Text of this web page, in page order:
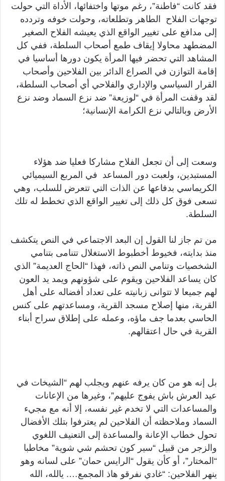
فقد كانت “فاطنة”، رغم موتها واختفائها، الأداة التي حولت
توجهات الفلاح الطاهر وتطلعاته، وحولت خوفه وتردده
إلى مدافع على تغيير الواقع الذي يعيشه الفلاح الصغير
المضطهد محاولا إيقاف طمع أصحاب السلطة، ففي كل
المشاهد التي تحضر فيها المرأة يكون دورها أساسيا في
إقامة التوازن في الصراع الدائر بين الفلاحين وأصحاب
القرار السياسي والإداري والفلاحي أي أصحاب السلطة،
لقد وقفت المرأة في “لوزيعة” ضد نزع السماد وضد نزع
الأرض وبالتالي نزع الكرامة الإنسانية؛
وسعت إلى أن تجعل الفلاح مشاركا فعليا ضد هؤلاء
المستبدين، ولعبت دور المساعد في المربع السيميائي
الكريماسي بدفاعها عن الذات التي تتعرض للسلب، وهي
تسعى فوق كل ذلك إلى تغيير الواقع الذي تخطط له تلك
السلطة.
من تم جاز لنا القول إن البعد الاجتماعي في النص يتكشف
منذ بدايته، فخيوط أخطبوط الاستغلال تتنامى بتنامي
الشخصيات وتنامي النص ذاته، فهذا “الحاج العديمة” الذي
كان يساعد الفلاحين ويقوم على شؤونهم ويمد يد العون
لهم جميعا لا تتوانى زبانيته على تعداد أفضاله على أهل
القرية، منها إصلاح مسجد القرية، ومساعدتهم على كنس
الحاسي بعدما جف ماؤه، وعمله على إطلاق سراح أبناء
القرية في حال اعتقالهم.
بل إنه هو من كان يرفه عنهم ويجلب لهم “الشيخات في
عيد العرش باش يفوج عليهم”، وغيرها من الإعانات
والمساعدات التي لا تخدم غير نفسه، إلا أنه مع مجيء
السماد وملاحظته أن الفلاحين لم يعترفوا بتلك الأفضال
تحول خطاب الإعانة والمساعدة إلى التعنيف اللغوي
والزجر من قبيل “سير كون تحشم شي شوية” مخاطبا
“المختار”، أو كأن يقول “الرايس حمان” على لسانه وهو
ينهر الفلاحين: “غادي نفرقو هاذ المجمع…. يالله، الله